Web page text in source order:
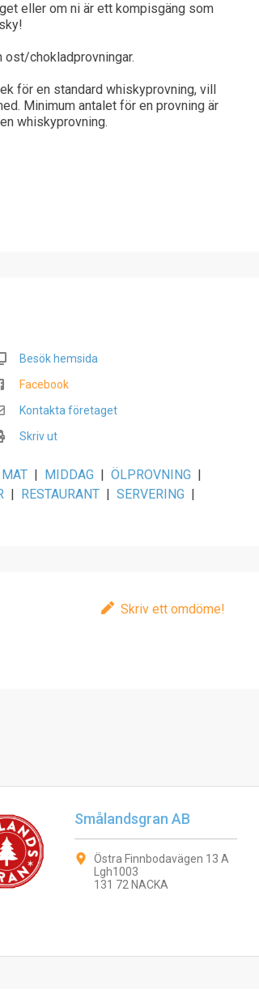
eller om ni är ett kompisgäng som
ost/chokladprovningar.
för en standard whiskyprovning, vill
Minimum antalet för en provning är
whiskyprovning.
Besök hemsida
Facebook
Kontakta företaget
Skriv ut
MAT | MIDDAG | ÖLPROVNING |
| RESTAURANT | SERVERING |
Skriv ett omdöme!
Smålandsgran AB
Östra Finnbodavägen 13 A
Lgh1003
131 72 NACKA